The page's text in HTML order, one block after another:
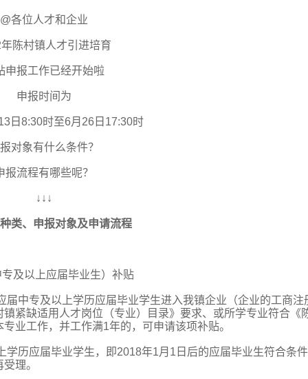
@各位人才和企业
陈村镇人才引进培育
申报工作已经开始啦
申报时间为
日8:30时至6月26日17:30时
对象有什么条件？
报流程有哪些呢？
↓↓↓
类、申报对象及申请流程
及以上应届毕业生）补贴
中专及以上学历应届毕业学生进入我镇企业（企业的工商注
紧缺适用人才岗位（专业）目录》要求、或所学专业符合《
业工作，并工作满1年的，可申请该项补贴。
历应届毕业学生，即2018年1月1日后的应届毕业生符合条
理。